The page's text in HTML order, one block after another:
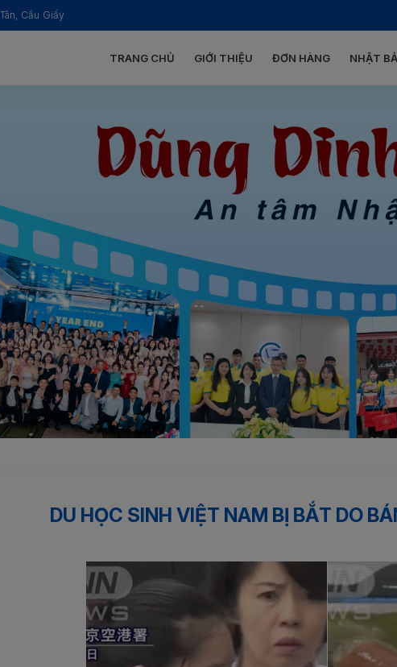
Cầu Giấy
TRANG CHỦ GIỚI THIỆU ĐƠN HÀNG NHẬT
DU HỌC SINH VIỆT NAM BỊ BẮT DO